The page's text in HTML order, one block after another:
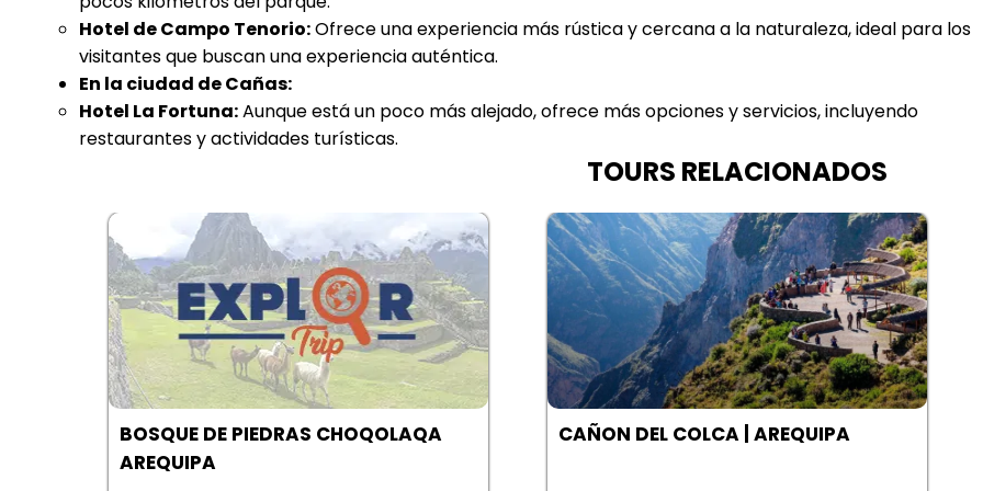
Hotel de Campo Tenorio:Ofrece una experiencia más rústica y cercana a la naturaleza, ideal para los
visitantes que buscan una experiencia auténtica.
En la ciudad de Cañas:
Hotel La Fortuna:Aunque está un poco más alejado, ofrece más opciones y servicios, incluyendo
restaurantes y actividades turísticas.
TOURS RELACIONADOS
CAÑON DEL COLCA | AREQUIPA LAGUNA SALINAS | AREQUIPA